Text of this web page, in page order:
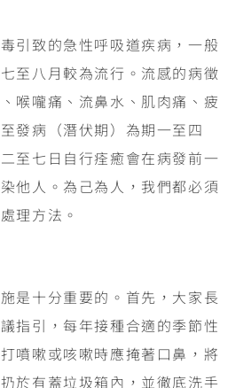
引致的急性呼吸道疾病，一般
至八月較為流行。流感的病徵
喉嚨痛、流鼻水、肌肉痛、疲
發病（潛伏期）為期一至四
至七日自行痊癒會在病發前一
他人。為己為人，我們都必須
理方法。
是十分重要的。首先，大家長
指引，每年接種合適的季節性
噴嗽或咳嗽時應掩著口鼻，將
於有蓋垃圾箱內，並徹底洗手